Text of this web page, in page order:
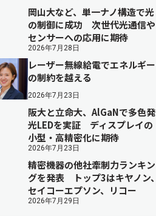
岡山大など、単一ナノ構造で光
の制御に成功 次世代光通信や
センサーへの応用に期待
2026年7月28日
レーザー無線給電でエネルギー
の制約を越える
2026年7月23日
阪大と立命大、AlGaNで多色発
光LEDを実証 ディスプレイの
小型・高精密化に期待
2026年7月23日
精密機器の他社牽制力ランキン
グを発表 トップ3はキヤノン、
セイコーエプソン、リコー
2026年7月29日